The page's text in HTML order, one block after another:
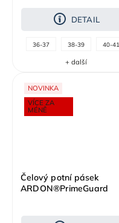
DETAIL
36-37 38-39 40-41
+ další
NOVINKA
VÍCE ZA
MÉNĚ
Čelový potní pásek
ARDON®PrimeGuard